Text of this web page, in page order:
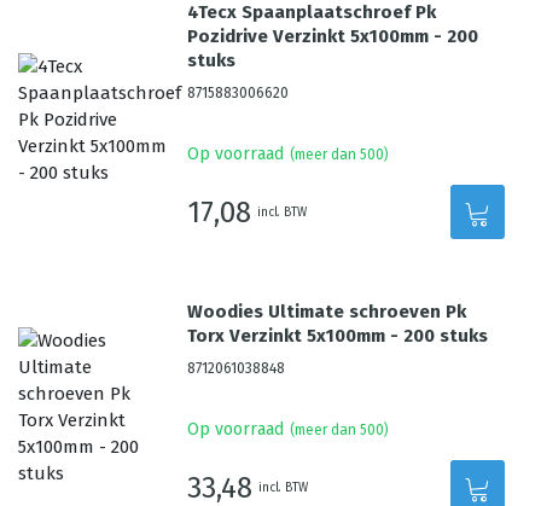
4Tecx Spaanplaatschroef Pk
Pozidrive Verzinkt 5x100mm - 200
stuks
8715883006620
Op voorraad (meer dan 500)
17,08 incl. BTW
Woodies Ultimate schroeven Pk
Torx Verzinkt 5x100mm - 200 stuks
8712061038848
Op voorraad (meer dan 500)
33,48 incl. BTW